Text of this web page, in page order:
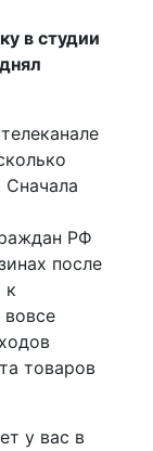
в студии
РФ
после
к
товаров
у вас в